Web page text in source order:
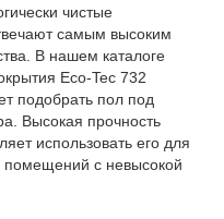
чистые
самым высоким
В нашем каталоге
Eco-Tec 732
подобрать пол под
Высокая прочность
использовать его для
с невысокой